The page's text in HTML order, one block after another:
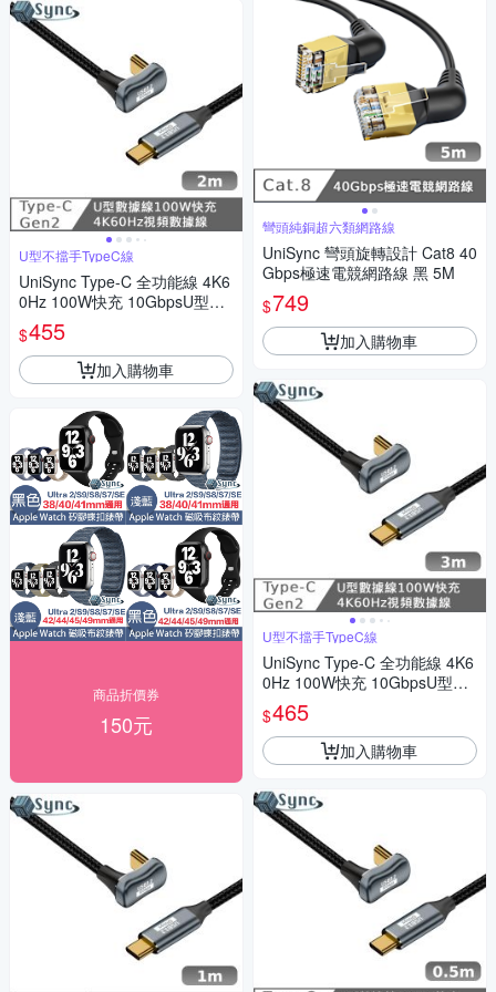
U型不擋手TypeC線
UniSync Type-C 全功能線 4K6
0Hz 100W快充 10GbpsU型充
電線 2米
$455
加入購物車
商品折價券
150元
彎頭純銅超六類網路線
UniSync 彎頭旋轉設計 Cat8 40
Gbps極速電競網路線 黑 5M
$749
加入購物車
U型不擋手TypeC線
UniSync Type-C 全功能線 4K6
0Hz 100W快充 10GbpsU型充
電線 3米
$465
加入購物車